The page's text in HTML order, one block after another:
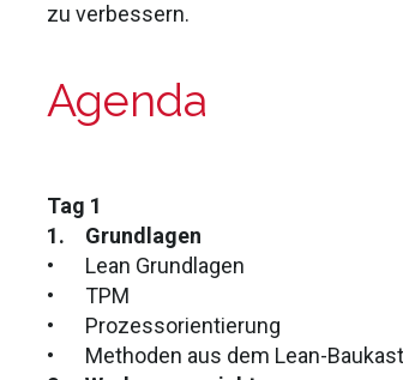
zu verbessern.
Agenda
Tag 1
1.
Grundlagen
•
Lean Grundlagen
•
TPM
•
Prozessorientierung
•
Methoden aus dem Lean-